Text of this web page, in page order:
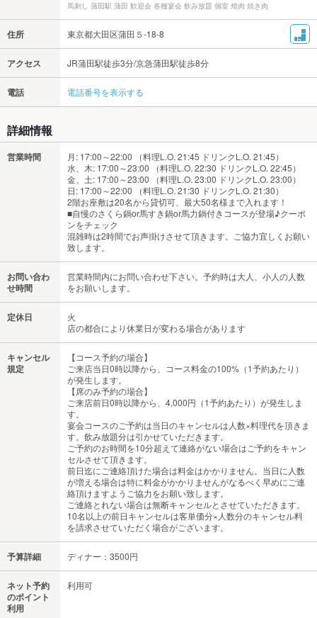
馬刺し 蒲田駅 蒲田 歓迎会 各種宴会 飲み放題 個室 焼肉 焼き肉
住所 東京都大田区蒲田５-18-8
アクセス JR蒲田駅徒歩3分/京急蒲田駅徒歩8分
電話 電話番号を表示する
詳細情報
営業時間
月: 17:00～22:00 （料理L.O. 21:45 ドリンクL.O. 21:45）
水、木: 17:00～23:00 （料理L.O. 22:30 ドリンクL.O. 22:45）
金、土: 17:00～23:00 （料理L.O. 23:00 ドリンクL.O. 23:00）
日: 17:00～22:00 （料理L.O. 21:30 ドリンクL.O. 21:30）
2階お座敷は20名から貸切可、最大50名様まで入れます！
■自慢のさくら鍋or馬すき鍋or馬力鍋付きコースが登場♪クーポ
ンをチェック
混雑時は2時間でお声掛けさせて頂きます。ご協力宜しくお願い
致します。
お問い合わ
せ時間
営業時間内にお問い合わせ下さい。予約時は大人、小人の人数
をお願いします。
定休日
火
店の都合により休業日が変わる場合があります
キャンセル
規定
【コース予約の場合】
ご来店当日0時以降から、コース料金の100%（1予約あたり）
が発生します。
【席のみ予約の場合】
ご来店前日0時以降から、4,000円（1予約あたり）が発生しま
す。
宴会コースのご予約は当日のキャンセルは人数×料理代を頂きま
す。飲み放題分は引かせていただきます。
ご予約のお時間を10分超えて連絡がない場合はご予約をキャン
セルさせて頂きます。
前日迄にご連絡頂けた場合は料金はかかりません。当日に人数
が増える場合は特に料金がかかりませんがなるべく早めにご連
絡頂けますようご協力をお願い致します。
ご連絡とれない場合は無断キャンセルとさせていただきます。
10名以上の前日キャンセルは客単価分×人数分のキャンセル料
を請求させていただく場合がございます。
予算詳細 ディナー：3500円
ネット予約
のポイント
利用
利用可